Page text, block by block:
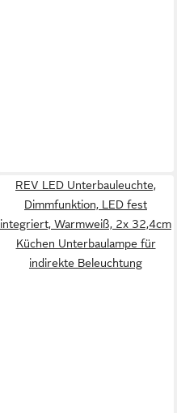
REV LED Unterbauleuchte,
Dimmfunktion, LED fest
integriert, Warmweiß, 2x 32,4cm
Küchen Unterbaulampe für
indirekte Beleuchtung